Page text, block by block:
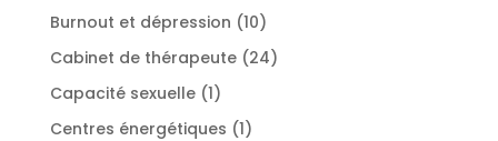
produit
Burnout et dépression 1010
produits
Cabinet de thérapeute 2424
Capacité sexuelle 11
produit
Centres énergétiques 11